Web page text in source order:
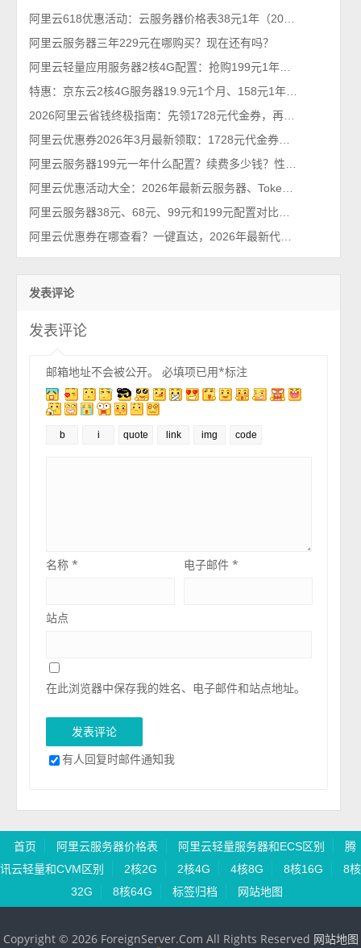
阿里云618优惠活动：云服务器价格表38元1年（2026年最新618活动）
阿里云服务器三年229元在哪购买？现在还有吗？
阿里云轻量应用服务器2核4G配置：抢购199元1年、优惠价格379元一年
特惠：京东云2核4G服务器19.9元1个月、158元1年、528元3年，5M带宽
2026阿里云省钱终极指南：先领1728元代金券，再抢99元/年服务器！
阿里云优惠券2026年3月最新领取：1728元代金券个人和企业都能领
阿里云服务器199元一年什么配置？续费多少钱？性能够用吗？限流吗？
阿里云优惠活动大全：2026年最新云服务器、Tokens、云存储及数据库汇总
阿里云服务器38元、68元、99元和199元配置对比，优惠价格活动政策解读
阿里云优惠券在哪查看？一键直达，2026年最新代金券查询系统
发表评论
发表评论
邮箱地址不会被公开。 必填项已用*标注
名称* 电子邮件*
站点
在此浏览器中保存我的姓名、电子邮件和站点地址。
有人回复时邮件通知我
首页 阿里云服务器价格表 阿里云轻量服务器和ECS区别
腾
讯云轻量和CVM区别
2核2G 2核4G 4核8G 8核16G
8核
32G
8核64G 标签归档 网站地图
Copyright © 2026 ForeignServer.Com All Rights Reserved 网站地图